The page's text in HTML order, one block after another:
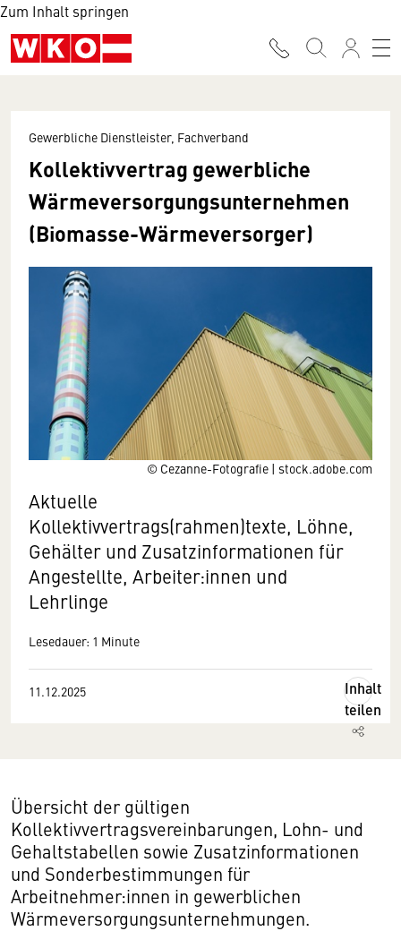
Zum Inhalt springen
© Cezanne-Fotografie | stock.adobe.com
Gewerbliche Dienstleister, Fachverband
Kollektivvertrag gewerbliche
Wärmeversorgungsunternehmen
(Biomasse-Wärmeversorger)
Aktuelle
Kollektivvertrags(rahmen)texte, Löhne,
Gehälter und Zusatzinformationen für
Angestellte, Arbeiter:innen und
Lehrlinge
Lesedauer: 1 Minute
11.12.2025
Inhalt
teilen
Übersicht der gültigen
Kollektivvertragsvereinbarungen, Lohn- und
Gehaltstabellen sowie Zusatzinformationen
und Sonderbestimmungen für
Arbeitnehmer:innen in gewerblichen
Wärmeversorgungsunternehmungen.